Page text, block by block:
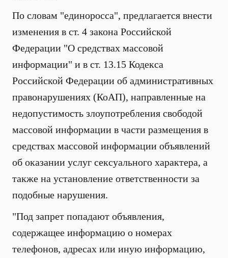
По словам "единоросса", предлагается внести
изменения в ст. 4 закона Российской
Федерации "О средствах массовой
информации" и в ст. 13.15 Кодекса
Российской Федерации об административных
правонарушениях (КоАП), направленные на
недопустимость злоупотребления свободой
массовой информации в части размещения в
средствах массовой информации объявлений
об оказании услуг сексуального характера, а
также на установление ответственности за
подобные нарушения.
"Под запрет попадают объявления,
содержащее информацию о номерах
телефонов, адресах или иную информацию,